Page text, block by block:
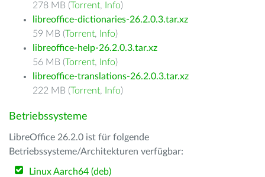
278 MB (Torrent, Info)
libreoffice-dictionaries-26.2.0.3.tar.xz
59 MB (Torrent, Info)
libreoffice-help-26.2.0.3.tar.xz
56 MB (Torrent, Info)
libreoffice-translations-26.2.0.3.tar.xz
222 MB (Torrent, Info)
Betriebssysteme
LibreOffice 26.2.0 ist für folgende
Betriebssysteme/Architekturen verfügbar:
Linux Aarch64 (deb)